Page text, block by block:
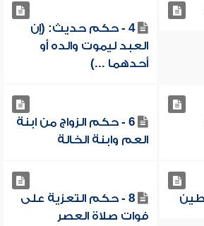
4 - حكم حديث: (إن
العبد ليموت والده أو
أحدهما ...)
6 - حكم الزواج من ابنة
العم وابنة الخالة
8 - حكم التعزية على
فوات صلاة العصر